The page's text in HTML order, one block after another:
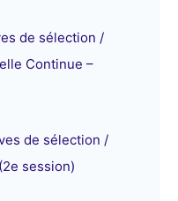
de sélection /
Continue –
de sélection /
session)